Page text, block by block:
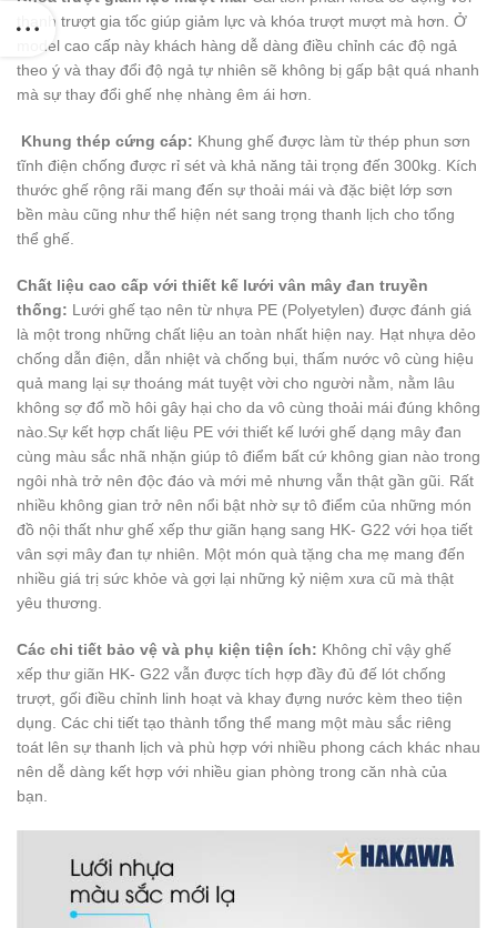
thanh trượt gia tốc giúp giảm lực và khóa trượt mượt mà hơn. Ở
model cao cấp này khách hàng dễ dàng điều chỉnh các độ ngả
theo ý và thay đổi độ ngả tự nhiên sẽ không bị gấp bật quá nhanh
mà sự thay đổi ghế nhẹ nhàng êm ái hơn.
Khung thép cứng cáp: Khung ghế được làm từ thép phun sơn
tĩnh điện chống được rỉ sét và khả năng tải trọng đến 300kg. Kích
thước ghế rộng rãi mang đến sự thoải mái và đặc biệt lớp sơn
bền màu cũng như thể hiện nét sang trọng thanh lịch cho tổng
thể ghế.
Chất liệu cao cấp với thiết kế lưới vân mây đan truyền
thống: Lưới ghế tạo nên từ nhựa PE (Polyetylen) được đánh giá
là một trong những chất liệu an toàn nhất hiện nay. Hạt nhựa dẻo
chống dẫn điện, dẫn nhiệt và chống bụi, thấm nước vô cùng hiệu
quả mang lại sự thoáng mát tuyệt vời cho người nằm, nằm lâu
không sợ đổ mồ hôi gây hại cho da vô cùng thoải mái đúng không
nào.Sự kết hợp chất liệu PE với thiết kế lưới ghế dạng mây đan
cùng màu sắc nhã nhặn giúp tô điểm bất cứ không gian nào trong
ngôi nhà trở nên độc đáo và mới mẻ nhưng vẫn thật gần gũi. Rất
nhiều không gian trở nên nổi bật nhờ sự tô điểm của những món
đồ nội thất như ghế xếp thư giãn hạng sang HK- G22 với họa tiết
vân sợi mây đan tự nhiên. Một món quà tặng cha mẹ mang đến
nhiều giá trị sức khỏe và gợi lại những kỷ niệm xưa cũ mà thật
yêu thương.
Các chi tiết bảo vệ và phụ kiện tiện ích: Không chỉ vậy ghế
xếp thư giãn HK- G22 vẫn được tích hợp đầy đủ đế lót chống
trượt, gối điều chỉnh linh hoạt và khay đựng nước kèm theo tiện
dụng. Các chi tiết tạo thành tổng thể mang một màu sắc riêng
toát lên sự thanh lịch và phù hợp với nhiều phong cách khác nhau
nên dễ dàng kết hợp với nhiều gian phòng trong căn nhà của
bạn.